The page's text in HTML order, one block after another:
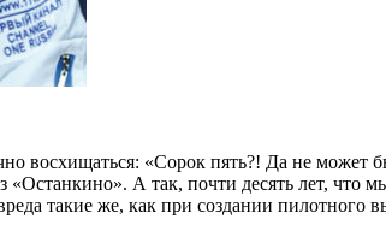
восхищаться: «Сорок пять?! Да не может
«Останкино». А так, почти десять лет,
такие же, как при создании пилотного